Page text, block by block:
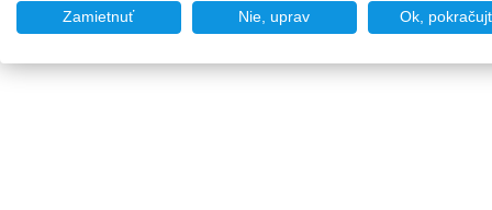
Zamietnuť Nie, uprav Ok,